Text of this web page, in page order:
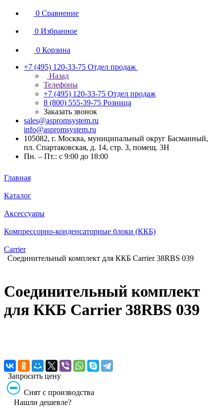
0 Сравнение
0 Избранное
0 Корзина
+7 (495) 120-33-75 Отдел продаж
Назад
Телефоны
+7 (495) 120-33-75 Отдел продаж
8 (800) 555-39-75 Розница
Заказать звонок
sales@aspromsystem.ru
info@aspromsystem.ru
105082, г. Москва, муниципальный округ Басманный,
пл. Спартаковская, д. 14, стр. 3, помещ. 3Н
Пн. – Пт.: с 9:00 до 18:00
Главная
Каталог
Аксессуары
Компрессорно-конденсаторные блоки (ККБ)
Carrier
Соединительный комплект для ККБ Carrier 38RBS 039
Соединительный комплект
для ККБ Carrier 38RBS 039
Запросить цену
Снят с производства
Нашли дешевле?